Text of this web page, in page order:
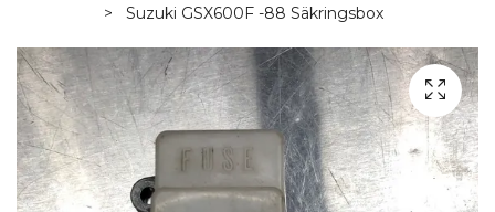
Suzuki GSX600F -88 Säkringsbox